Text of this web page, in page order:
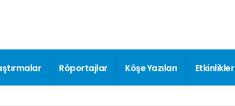
Röportajlar Köşe Yazıları Etkinlikler